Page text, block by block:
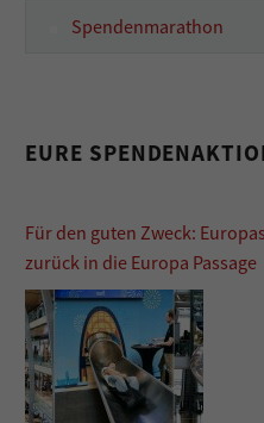
Spendenmarathon
EURE
Für den guten Zweck:
zurück in die Europa Passage